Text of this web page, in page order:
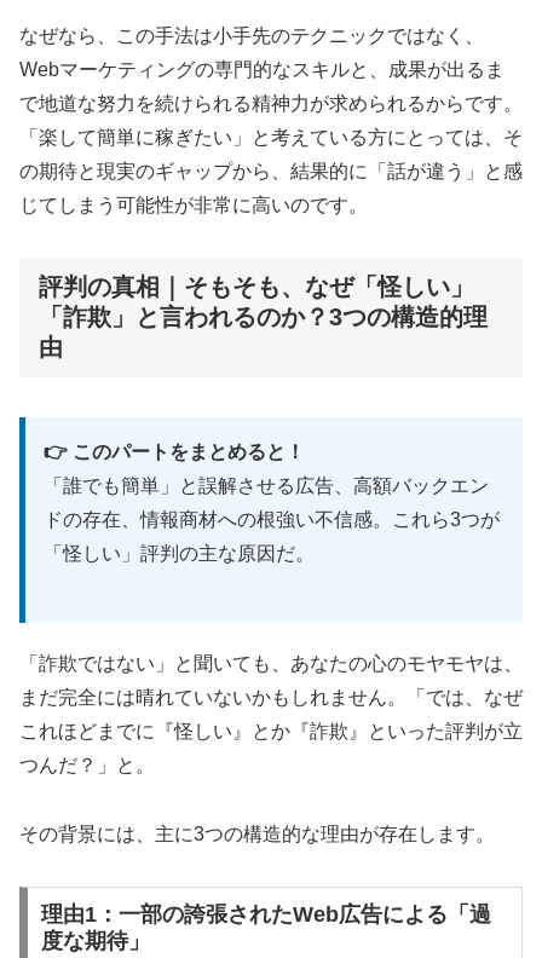
Amazon自己啓発1位獲得作品
📖Amazon 自己啓発1位 獲得作品
📝「気づきノート」を使った 実践法
💰完全 無料 ・ワーク形式
無料電子書籍を受け取る
🎭 恐れを消し去るワーク：カルマの燃焼
体験者の秘伝メソッド
🧘体感覚からの アプローチ で恐れを消去
⚡ 「カルマの燃焼」体験者の 秘伝 ワーク
なぜなら、この手法は小手先のテクニックではなく、
Webマーケティングの専門的なスキルと、成果が出るま
で地道な努力を続けられる精神力が求められるからです。
「楽して簡単に稼ぎたい」と考えている方にとっては、そ
の期待と現実のギャップから、結果的に「話が違う」と感
じてしまう可能性が非常に高いのです。
評判の真相｜そもそも、なぜ「怪しい」
「詐欺」と言われるのか？3つの構造的理
由
👉 このパートをまとめると！
「誰でも簡単」と誤解させる広告、高額バックエン
ドの存在、情報商材への根強い不信感。これら3つが
「怪しい」評判の主な原因だ。
「詐欺ではない」と聞いても、あなたの心のモヤモヤは、
まだ完全には晴れていないかもしれません。「では、なぜ
これほどまでに『怪しい』とか『詐欺』といった評判が立
つんだ？」と。
その背景には、主に3つの構造的な理由が存在します。
理由1：一部の誇張されたWeb広告による「過
度な期待」